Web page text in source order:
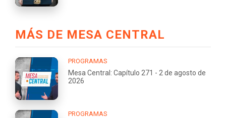
MÁS DE MESA CENTRAL
PROGRAMAS
Mesa Central: Capítulo 271 - 2 de agosto de
2026
PROGRAMAS